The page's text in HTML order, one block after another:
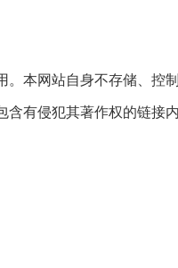
本网站自身不存储、控
有侵犯其著作权的链接